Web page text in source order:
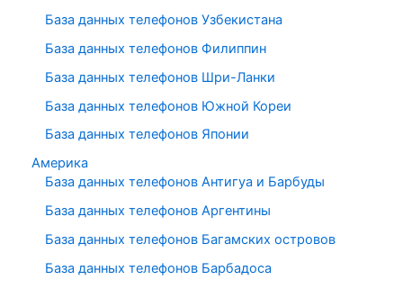
База данных телефонов Узбекистана
База данных телефонов Филиппин
База данных телефонов Шри-Ланки
База данных телефонов Южной Кореи
База данных телефонов Японии
Америка
База данных телефонов Антигуа и Барбуды
База данных телефонов Аргентины
База данных телефонов Багамских островов
База данных телефонов Барбадоса